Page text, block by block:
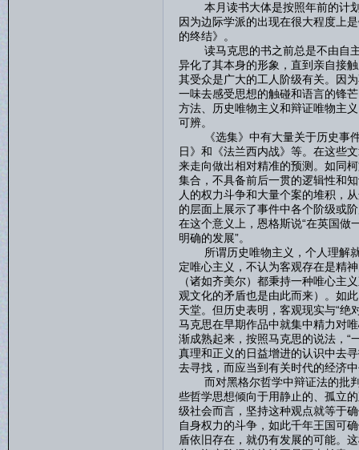
本月读书大体是按照年前的计划
因为边际学派的出现在很大程度上
的终结》。
读马克思的书之前总是不由自主
异化了其本身的形象，直到亲自接
其受众是广大的工人阶级有关。因
一味去感受思想的触碰和语言的锋
方法、历史唯物主义和辩证唯物主
可辨。
《选集》中有大量关于历史事件
日》和《法兰西内战》等。在这些
来走向做出相对精准的预测。如同
集合，不具备前后一贯的逻辑性和
人的权力斗争和大量个案的堆积，
的层面上展示了事件中各个阶级或
在这个意义上，恩格斯说“在英国做
明确的发展”。
所谓历史唯物主义，个人理解就
定唯心主义，不认为客观存在是精
（诸如齐美尔）都秉持一种唯心主
观文化的矛盾也是由此而来）。如
天堂。但历史表明，客观现实与“绝
马克思在早期作品中就集中精力对
渐成熟起来，按照马克思的说法，“
真理和正义的日益增进的认识中去
去寻找，而应当到有关时代的经济
而对黑格尔哲学中辩证法的批判
些哲学思想倾向于用静止的、孤立
级社会而言，坚持这种观点就等于
自身权力的斗争，如此千年王国可
盾依旧存在，就仍有发展的可能。